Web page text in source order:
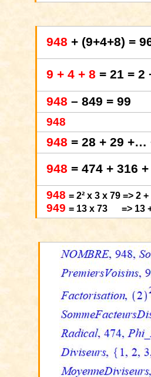
948+ (9+4+8) =
9 + 4 + 8= 21 = 2
948– 849 = 99
948
948= 28 + 29 +…
948= 474 + 316
948 = 2² x 3 x 79 => 2
949 = 13 x 73 => 13